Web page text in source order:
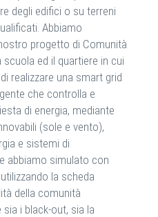
degli edifici o su terreni
Abbiamo
progetto di Comunità
ed il quartiere in cui
realizzare una smart grid
che controlla e
di energia, mediante
(sole e vento),
e sistemi di
abbiamo simulato con
la scheda
della comunità
i black-out, sia la